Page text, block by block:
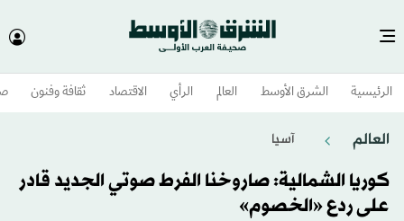
الرئيسية الشرق الأوسط​ العالم الرأي الاقتصاد ثقافة وفنون
العالم آسيا
كوريا الشمالية: صاروخنا الفرط صوتي الجديد قادر
على ردع «الخصوم»